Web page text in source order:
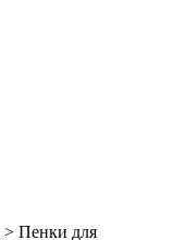
> Пенки для